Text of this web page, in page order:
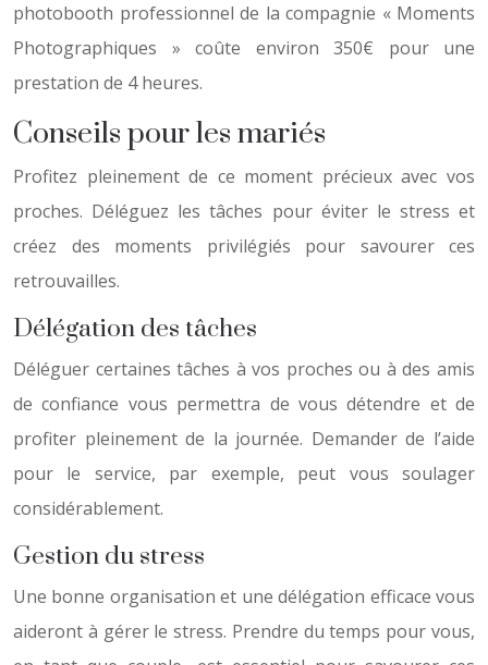
photobooth professionnel de la compagnie « Moments
Photographiques » coûte environ 350€ pour une
prestation de 4 heures.
Conseils pour les mariés
Profitez pleinement de ce moment précieux avec vos
proches. Déléguez les tâches pour éviter le stress et
créez des moments privilégiés pour savourer ces
retrouvailles.
Délégation des tâches
Déléguer certaines tâches à vos proches ou à des amis
de confiance vous permettra de vous détendre et de
profiter pleinement de la journée. Demander de l’aide
pour le service, par exemple, peut vous soulager
considérablement.
Gestion du stress
Une bonne organisation et une délégation efficace vous
aideront à gérer le stress. Prendre du temps pour vous,